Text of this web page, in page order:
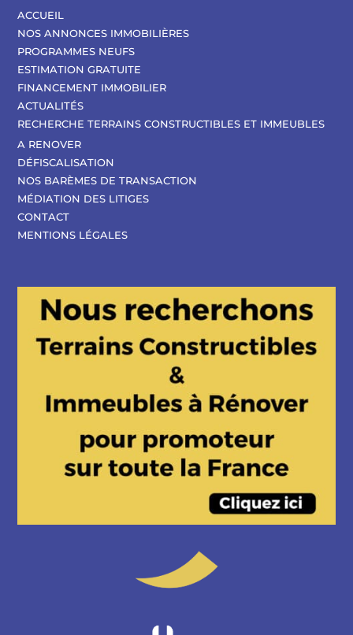
ACCUEIL
NOS ANNONCES IMMOBILIÈRES
PROGRAMMES NEUFS
ESTIMATION GRATUITE
FINANCEMENT IMMOBILIER
ACTUALITÉS
RECHERCHE TERRAINS CONSTRUCTIBLES ET IMMEUBLES
A RENOVER
DÉFISCALISATION
NOS BARÈMES DE TRANSACTION
MÉDIATION DES LITIGES
CONTACT
MENTIONS LÉGALES